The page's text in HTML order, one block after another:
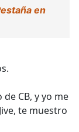
en
CB, y yo me
te muestro